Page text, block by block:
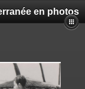
en photos